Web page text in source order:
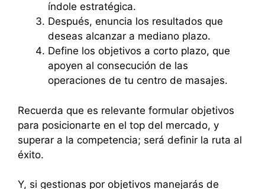
índole estratégica.
Después, enuncia los resultados que
deseas alcanzar a mediano plazo.
Define los objetivos a corto plazo, que
apoyen al consecución de las
operaciones de tu centro de masajes.
Recuerda que es relevante formular objetivos
para posicionarte en el top del mercado, y
superar a la competencia; será definir la ruta al
éxito.
Y, si gestionas por objetivos manejarás de